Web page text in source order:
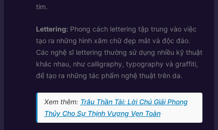
tim.
Lettering: Phong cách lettering tập trung vào việc
tạo ra những hình xăm chữ đẹp mắt và độc đáo.
Các nghệ sĩ lettering thường sử dụng nhiều kỹ thuật
khác nhau, như calligraphy, typography và graffiti,
để tạo ra những tác phẩm nghệ thuật trên da.
Xem thêm: Trâu Thần Tài: Lời Chú Giải Phong
Thủy Cho Sự Thịnh Vượng Vẹn Toàn